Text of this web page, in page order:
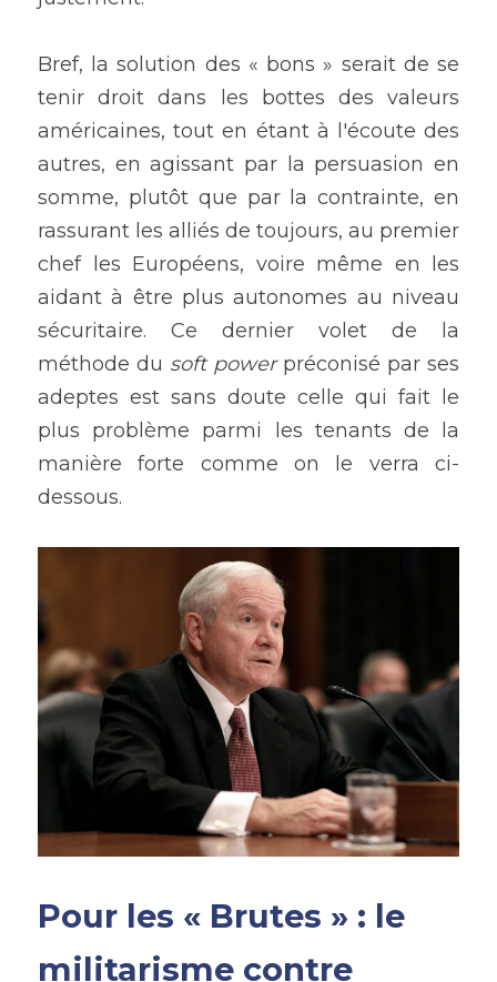
Bref, la solution des « bons » serait de se
tenir droit dans les bottes des valeurs
américaines, tout en étant à l'écoute des
autres, en agissant par la persuasion en
somme, plutôt que par la contrainte, en
rassurant les alliés de toujours, au premier
chef les Européens, voire même en les
aidant à être plus autonomes au niveau
sécuritaire. Ce dernier volet de la
méthode du soft power préconisé par ses
adeptes est sans doute celle qui fait le
plus problème parmi les tenants de la
manière forte comme on le verra ci-
dessous.
Pour les « Brutes » : le
militarisme contre